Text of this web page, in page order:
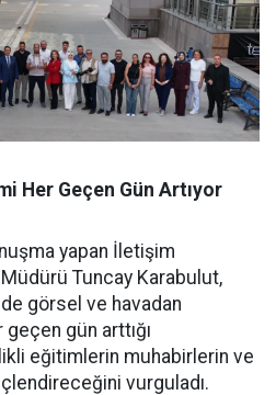
Her Geçen Gün Artıyor
yapan İletişim
Müdürü Tuncay Karabulut,
görsel ve havadan
gün arttığı
eğitimlerin muhabirlerin ve
vurguladı.